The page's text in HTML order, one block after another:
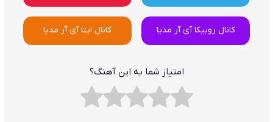
کانال روبیکا آی آر مدیا کانال ایتا آی آر مدیا
امتیاز شما به این آهنگ؟